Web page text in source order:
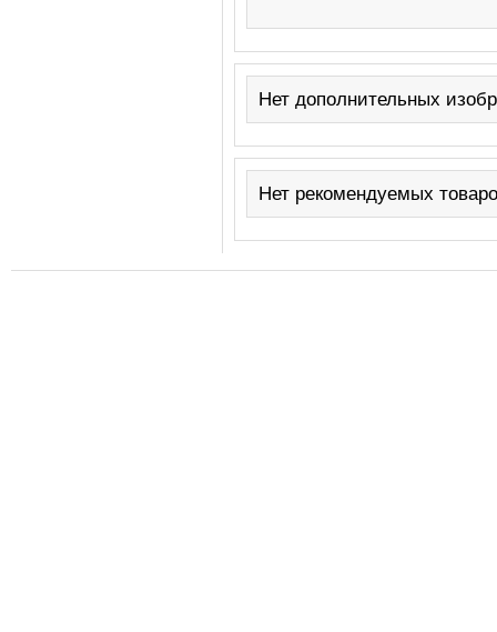
Нет дополнительных
Нет рекомендуемых